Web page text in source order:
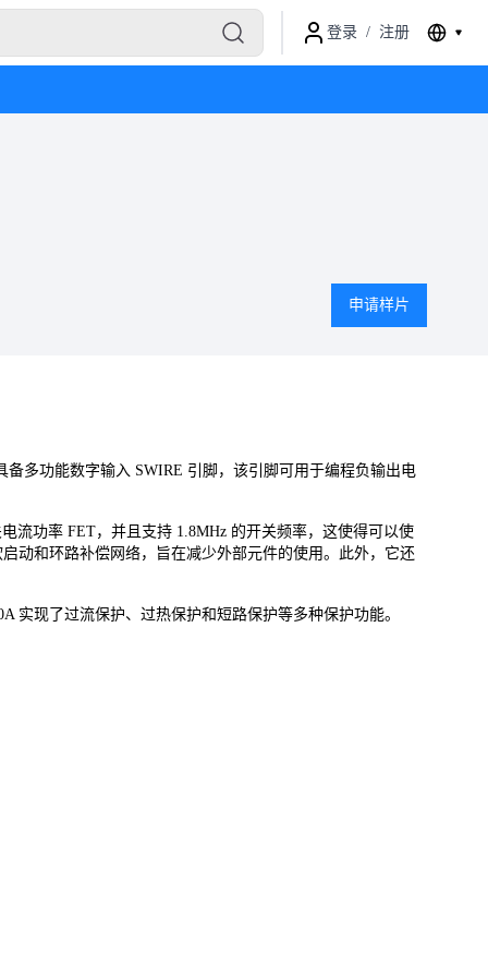
登录 / 注册
申请样片
备多功能数字输入 SWIRE 引脚，该引脚可用于编程负输出电
流功率 FET，并且支持 1.8MHz 的开关频率，这使得可以使
动和环路补偿网络，旨在减少外部元件的使用。此外，它还
实现了过流保护、过热保护和短路保护等多种保护功能。